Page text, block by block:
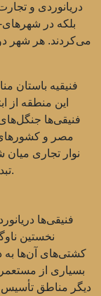
دریانوردی و
بلکه در
می‌کردند. هر شهر
فنیقیه باستان
این منطقه از
فنیقی‌ها
مصر و
نوار تجاری میان
تبدیل کرد و این امر باعث رونق اقتصادی آنها شد.
فنیقی‌ها
نخستین
کشتی‌های آن‌ها به
بسیاری از
دیگر مناطق تأسیس